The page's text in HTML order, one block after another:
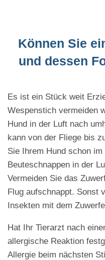
Können Sie
und dessen
Es ist ein Stück weit
Wespenstich vermeiden
Hund in der Luft nach
kann von der Fliege bis
Sie Ihrem Hund schon
Beuteschnappen in der
Vermeiden Sie das
Flug aufschnappt. Sonst
Insekten mit dem
Hat Ihr Tierarzt nach
allergische Reaktion
Allergie beim nächsten